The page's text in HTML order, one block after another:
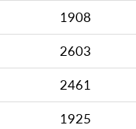
1908
2603
2461
1925